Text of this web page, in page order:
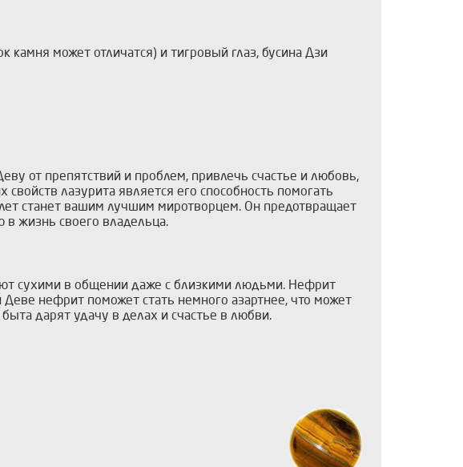
может отличатся) и тигровый глаз, бусина Дзи
от препятствий и проблем, привлечь счастье и любовь,
лазурита является его способность помогать
станет вашим лучшим миротворцем. Он предотвращает
в жизнь своего владельца.
сухими в общении даже с близкими людьми. Нефрит
нефрит поможет стать немного азартнее, что может
дарят удачу в делах и счастье в любви.